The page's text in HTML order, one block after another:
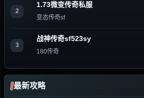
2
1.73微变传奇私服
变态传奇sf
3
战神传奇sf523sy
180传奇
最新攻略